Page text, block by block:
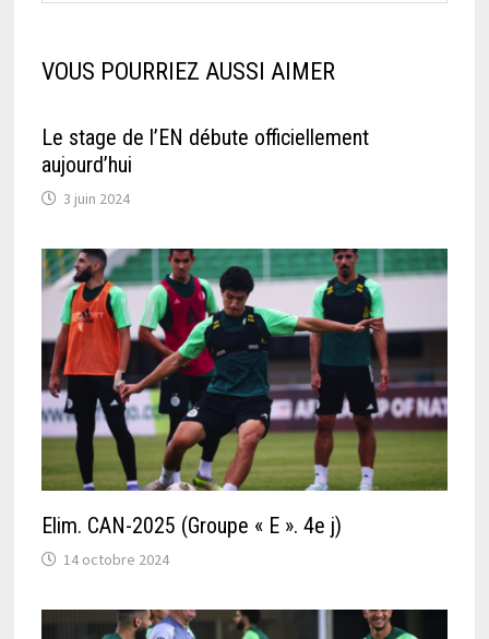
VOUS POURRIEZ AUSSI AIMER
Le stage de l’EN débute officiellement
aujourd’hui
3 juin 2024
Elim. CAN-2025 (Groupe « E ». 4e j)
14 octobre 2024